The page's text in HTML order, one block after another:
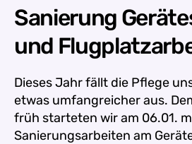
Sanierung
und
Dieses Jahr fällt die Pflege
etwas umfangreicher aus.
früh starteten wir am 06.01.
Sanierungsarbeiten am